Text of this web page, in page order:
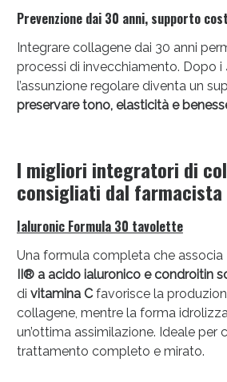
Prevenzione dai 30 anni, supporto
Integrare collagene dai 30 anni
processi di invecchiamento. Dopo i
l’assunzione regolare diventa un
preservare tono, elasticità e
I migliori integratori di
consigliati dal farmacista
Ialuronic Formula 30 tavolette
Una formula completa che associa
II® a acido ialuronico e condroitin
di vitamina Cfavorisce la
collagene, mentre la forma
un’ottima assimilazione. Ideale per
trattamento completo e mirato.